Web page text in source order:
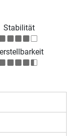
Stabilität